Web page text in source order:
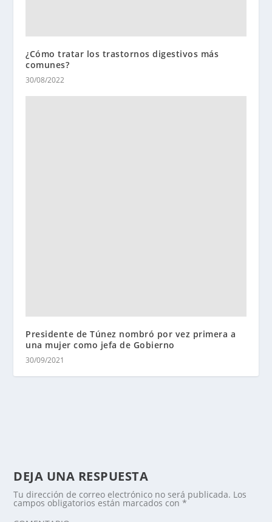
¿Cómo tratar los trastornos digestivos más
comunes?
30/08/2022
Presidente de Túnez nombró por vez primera a
una mujer como jefa de Gobierno
30/09/2021
DEJA UNA RESPUESTA
Tu dirección de correo electrónico no será publicada. Los
campos obligatorios están marcados con*